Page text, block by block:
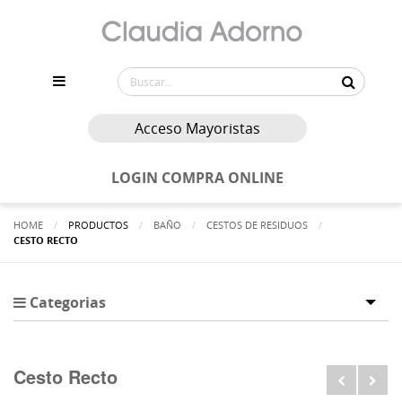
Acceso Mayoristas
LOGIN COMPRA ONLINE
HOME PRODUCTOS BAÑO
CESTOS DE RESIDUOS
ACTUALMENTE:
CESTO RECTO
Categorias
Cesto Recto